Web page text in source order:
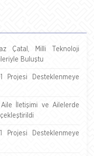
Çatal, Milli Teknoloji
Buluştu
Projesi Desteklenmeye
Aile İletişimi ve Ailelerde
Projesi Desteklenmeye